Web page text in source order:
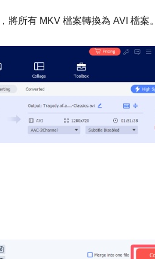
所有 MKV 檔案轉換為 AVI 檔案。